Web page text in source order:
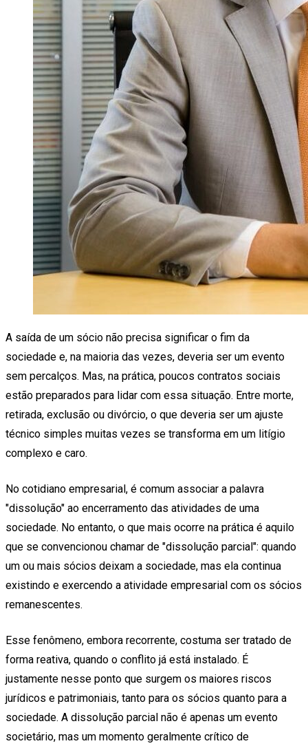
A saída de um sócio não precisa significar o fim da
sociedade e, na maioria das vezes, deveria ser um evento
sem percalços. Mas, na prática, poucos contratos sociais
estão preparados para lidar com essa situação. Entre morte,
retirada, exclusão ou divórcio, o que deveria ser um ajuste
técnico simples muitas vezes se transforma em um litígio
complexo e caro.
No cotidiano empresarial, é comum associar a palavra
"dissolução" ao encerramento das atividades de uma
sociedade. No entanto, o que mais ocorre na prática é aquilo
que se convencionou chamar de "dissolução parcial": quando
um ou mais sócios deixam a sociedade, mas ela continua
existindo e exercendo a atividade empresarial com os sócios
remanescentes.
Esse fenômeno, embora recorrente, costuma ser tratado de
forma reativa, quando o conflito já está instalado. É
justamente nesse ponto que surgem os maiores riscos
jurídicos e patrimoniais, tanto para os sócios quanto para a
sociedade. A dissolução parcial não é apenas um evento
societário, mas um momento geralmente crítico de